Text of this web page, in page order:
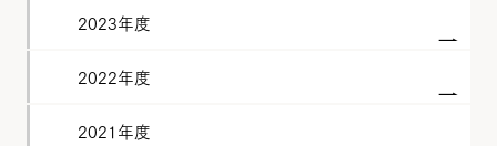
2023年度
2022年度
2021年度